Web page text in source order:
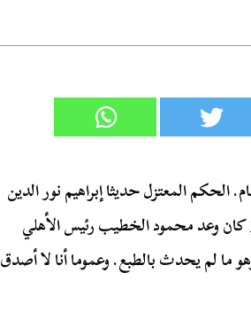
المعتزل حديثا إبراهيم نور الدين
كان وعد محمود الخطيب رئيس الأهلي
ما لم يحدث بالطبع. وعموما أنا لا أصدق